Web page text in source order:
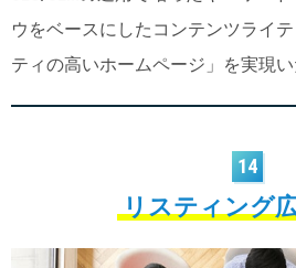
ウをベースにしたコンテンツライ
ティの高いホームページ」を実現い
14
リスティング